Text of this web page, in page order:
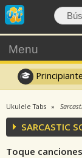
Menu
Ukulele Tabs
SARCASTIC
Toque